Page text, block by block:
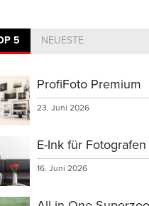
5 NEUESTE
ProfiFoto Premium
23. Juni 2026
E-Ink für Fotografen
16. Juni 2026